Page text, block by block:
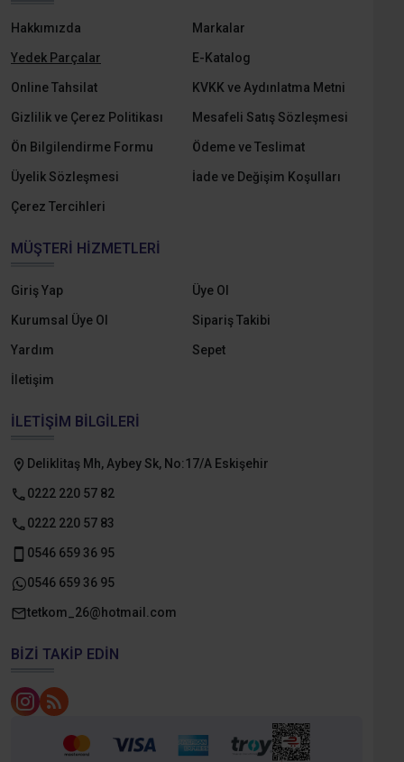
Hakkımızda Markalar
Yedek Parçalar E-Katalog
Online Tahsilat KVKK ve Aydınlatma Metni
Gizlilik ve Çerez Politikası Mesafeli Satış Sözleşmesi
Ön Bilgilendirme Formu Ödeme ve Teslimat
Üyelik Sözleşmesi İade ve Değişim Koşulları
Çerez Tercihleri
MÜŞTERI HIZMETLERI
Giriş Yap Üye Ol
Kurumsal Üye Ol Sipariş Takibi
Yardım Sepet
İletişim
İLETIŞIM BILGILERI
Deliklitaş Mh, Aybey Sk, No:17/A Eskişehir
0222 220 57 82
0222 220 57 83
0546 659 36 95
0546 659 36 95
tetkom_26@hotmail.com
BIZI TAKIP EDIN